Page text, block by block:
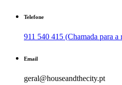
Telefone
911 540 415 (Chamada para
Email
geral@houseandthecity.pt